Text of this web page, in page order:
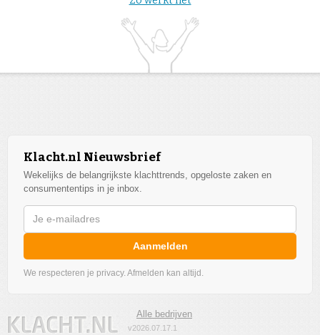
Klacht.nl Nieuwsbrief
Wekelijks de belangrijkste klachttrends, opgeloste zaken en
consumententips in je inbox.
Aanmelden
We respecteren je privacy. Afmelden kan altijd.
Alle bedrijven
v2026.07.17.1